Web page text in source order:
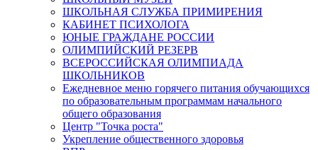
ШКОЛЬНАЯ СЛУЖБА ПРИМИРЕНИЯ
КАБИНЕТ ПСИХОЛОГА
ЮНЫЕ ГРАЖДАНЕ РОССИИ
ОЛИМПИЙСКИЙ РЕЗЕРВ
ВСЕРОССИЙСКАЯ ОЛИМПИАДА
ШКОЛЬНИКОВ
Ежедневное меню горячего питания обучающихся
по образовательным программам начального
общего образования
Центр "Точка роста"
Укрепление общественного здоровья